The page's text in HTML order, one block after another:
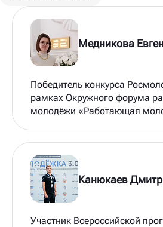
Медникова
Победитель конкурса
рамках Окружного форума
молодёжи «Работающая
Канюкаев
Участник Всероссийской